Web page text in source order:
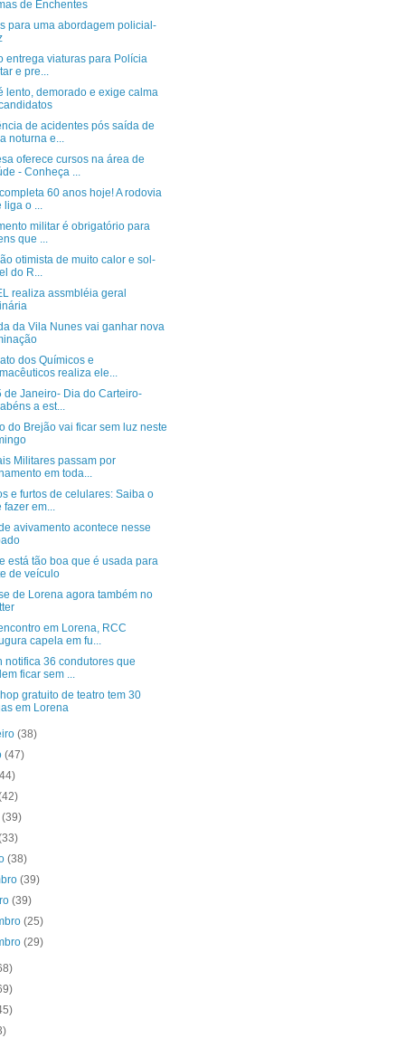
de Enchentes
para uma abordagem policial-
entrega viaturas para Polícia
e pre...
lento, demorado e exige calma
de acidentes pós saída de
noturna e...
oferece cursos na área de
- Conheça ...
60 anos hoje! A rodovia
liga o ...
militar é obrigatório para
que ...
otimista de muito calor e sol-
do R...
realiza assmbléia geral
da Vila Nunes vai ganhar nova
dos Químicos e
realiza ele...
de Janeiro- Dia do Carteiro-
a est...
do Brejão vai ficar sem luz neste
Militares passam por
em toda...
e furtos de celulares: Saiba o
fazer em...
avivamento acontece nesse
está tão boa que é usada para
de veículo
de Lorena agora também no
em Lorena, RCC
capela em fu...
notifica 36 condutores que
ficar sem ...
gratuito de teatro tem 30
em Lorena
(38)
(47)
(39)
(38)
(39)
(39)
(25)
(29)